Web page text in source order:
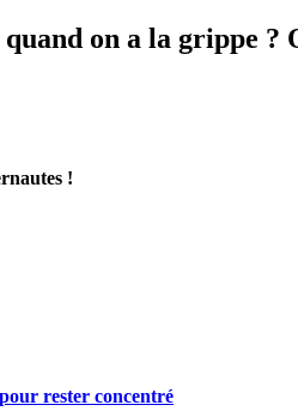
on a la grippe ?
!
rester concentré